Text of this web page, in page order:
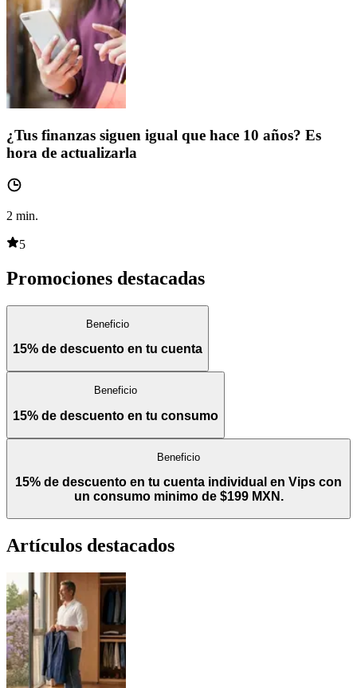
¿Tus finanzas siguen igual que hace 10 años? Es
hora de actualizarla
2 min.
5
Promociones destacadas
Beneficio
15% de descuento en tu cuenta
Beneficio
15% de descuento en tu consumo
Beneficio
15% de descuento en tu cuenta individual en Vips con
un consumo minimo de $199 MXN.
Artículos destacados